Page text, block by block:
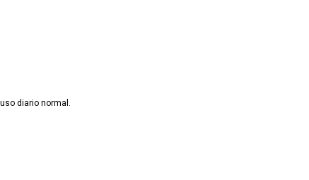
diario normal.